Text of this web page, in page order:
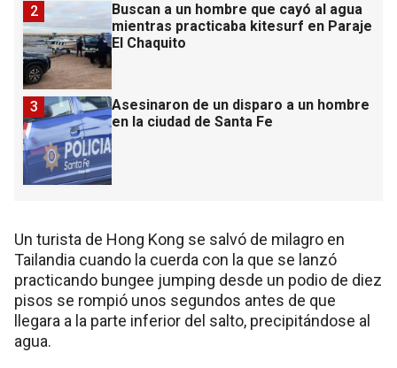
Buscan a un hombre que cayó al agua
mientras practicaba kitesurf en Paraje
El Chaquito
2
Asesinaron de un disparo a un hombre
en la ciudad de Santa Fe
3
Un turista de Hong Kong se salvó de milagro en
Tailandia cuando la cuerda con la que se lanzó
practicando bungee jumping desde un podio de diez
pisos se rompió unos segundos antes de que
llegara a la parte inferior del salto, precipitándose al
agua.